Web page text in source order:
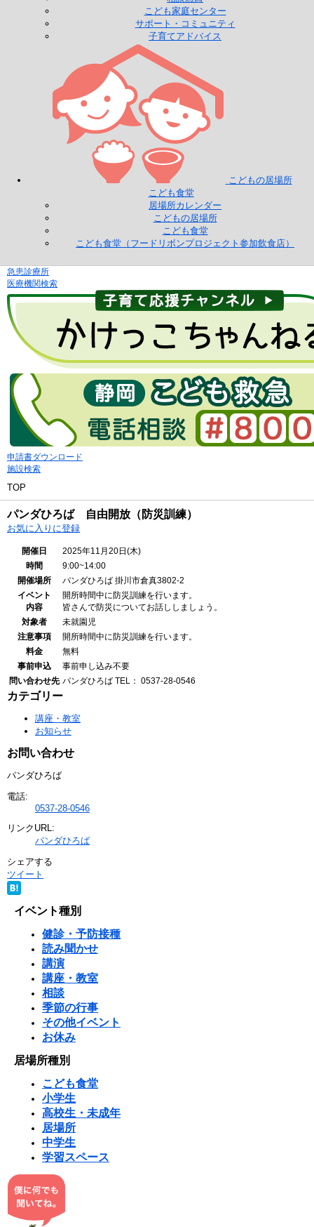
こども家庭センター
サポート・コミュニティ
子育てアドバイス
こどもの居場所
こども食堂
居場所カレンダー
こどもの居場所
こども食堂
こども食堂（フードリボンプロジェクト参加飲食店）
急患診療所
医療機関検索
申請書ダウンロード
施設検索
TOP
パンダひろば 自由開放（防災訓練）
お気に入りに登録
開催日
2025年11月20日(木)
時間
9:00~14:00
開催場所
パンダひろば 掛川市倉真3802-2
イベント
内容
開所時間中に防災訓練を行います。
皆さんで防災についてお話ししましょう。
対象者
未就園児
注意事項
開所時間中に防災訓練を行います。
料金
無料
事前申込
事前申し込み不要
問い合わせ先 パンダひろば TEL： 0537-28-0546
カテゴリー
講座・教室
お知らせ
お問い合わせ
パンダひろば
電話:
0537-28-0546
リンクURL:
パンダひろば
シェアする
ツイート
イベント種別
健診・予防接種
読み聞かせ
講演
講座・教室
相談
季節の行事
その他イベント
お休み
居場所種別
こども食堂
小学生
高校生・未成年
居場所
中学生
学習スペース